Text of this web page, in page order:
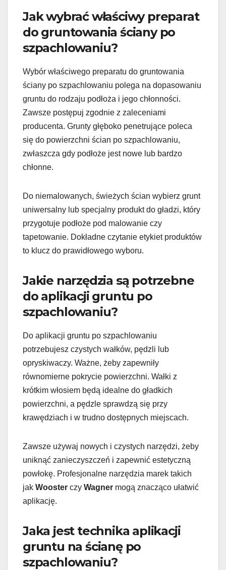
Jak wybrać właściwy preparat
do gruntowania ściany po
szpachlowaniu?
Wybór właściwego preparatu do gruntowania
ściany po szpachlowaniu polega na dopasowaniu
gruntu do rodzaju podłoża i jego chłonności.
Zawsze postępuj zgodnie z zaleceniami
producenta. Grunty głęboko penetrujące poleca
się do powierzchni ścian po szpachlowaniu,
zwłaszcza gdy podłoże jest nowe lub bardzo
chłonne.
Do niemalowanych, świeżych ścian wybierz grunt
uniwersalny lub specjalny produkt do gładzi, który
przygotuje podłoże pod malowanie czy
tapetowanie. Dokładne czytanie etykiet produktów
to klucz do prawidłowego wyboru.
Jakie narzędzia są potrzebne
do aplikacji gruntu po
szpachlowaniu?
Do aplikacji gruntu po szpachlowaniu
potrzebujesz czystych wałków, pędzli lub
opryskiwaczy. Ważne, żeby zapewniły
równomierne pokrycie powierzchni. Wałki z
krótkim włosiem będą idealne do gładkich
powierzchni, a pędzle sprawdzą się przy
krawędziach i w trudno dostępnych miejscach.
Zawsze używaj nowych i czystych narzędzi, żeby
uniknąć zanieczyszczeń i zapewnić estetyczną
powłokę. Profesjonalne narzędzia marek takich
jak Wooster czy Wagner mogą znacząco ułatwić
aplikację.
Jaka jest technika aplikacji
gruntu na ścianę po
szpachlowaniu?